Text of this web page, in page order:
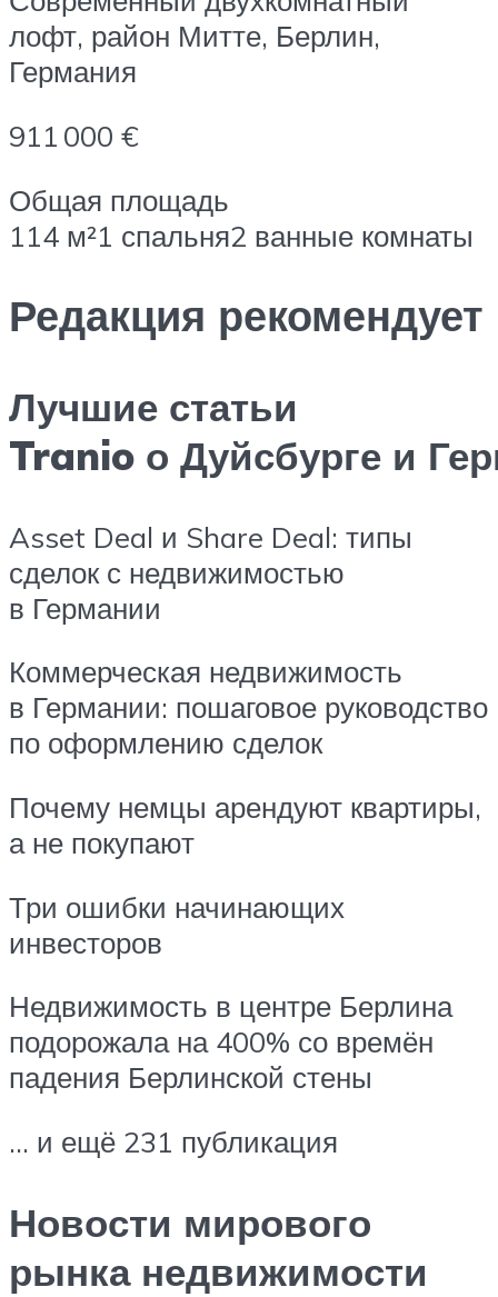
лофт, район Митте, Берлин,
Германия
911 000 €
Общая площадь
114 м²1 спальня2 ванные комнаты
Редакция рекомендует
Лучшие статьи
Tranio о Дуйсбурге и
Asset Deal и Share Deal: типы
сделок с недвижимостью
в Германии
Коммерческая недвижимость
в Германии: пошаговое руководство
по оформлению сделок
Почему немцы арендуют квартиры,
а не покупают
Три ошибки начинающих
инвесторов
Недвижимость в центре Берлина
подорожала на 400% со времён
падения Берлинской стены
… и ещё 231 публикация
Новости мирового
рынка недвижимости